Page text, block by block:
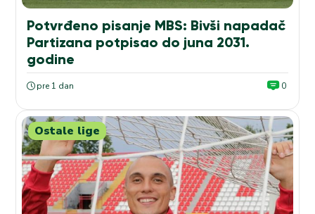
Potvrđeno pisanje MBS: Bivši napadač
Partizana potpisao do juna 2031.
godine
pre 1 dan 0
Ostale lige